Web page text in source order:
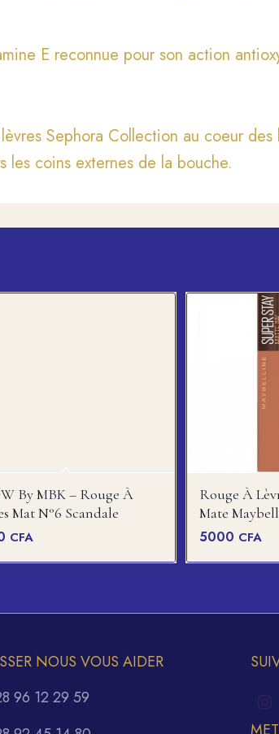
E reconnue pour son action
Sephora Collection au coeur des
les coins externes de la bouche.
By MBK – Rouge À
Mat N°6 Scandale
CFA
Rouge À
Mate
5000 CFA
NOUS VOUS AIDER
96 12 29 59